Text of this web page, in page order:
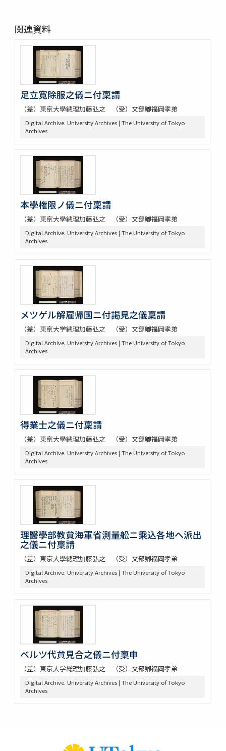
関連資料
足立寛除服之儀ニ付稟請
（差）東京大學總理加藤弘之 （受）文部卿福岡孝弟
Digital Archive. University Archives | The University of Tokyo
Archives
本學権限ノ儀ニ付稟請
（差）東京大學總理加藤弘之 （受）文部卿福岡孝弟
Digital Archive. University Archives | The University of Tokyo
Archives
メツゲル解雇帰国ニ付謁見之儀稟請
（差）東京大学總理加藤弘之 （受）文部卿福岡孝弟
Digital Archive. University Archives | The University of Tokyo
Archives
得業士之儀ニ付稟請
（差）東京大學總理加藤弘之 （受）文部卿福岡孝弟
Digital Archive. University Archives | The University of Tokyo
Archives
理醫學部教貟海軍省測量舩ニ乘込各地ヘ派出
之儀ニ付稟請
（差）東京大學總理加藤弘之 （受）文部卿福岡孝弟
Digital Archive. University Archives | The University of Tokyo
Archives
ベルツ代貟見合之儀ニ付稟申
（差）東京大学総理加藤弘之 （受）文部卿福岡孝弟
Digital Archive. University Archives | The University of Tokyo
Archives